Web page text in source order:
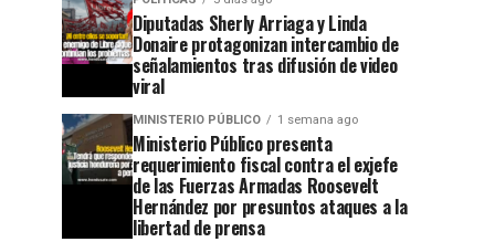
Diputadas Sherly Arriaga y Linda
Donaire protagonizan intercambio de
señalamientos tras difusión de video
viral
MINISTERIO PÚBLICO 1 semana ago
Ministerio Público presenta
requerimiento fiscal contra el exjefe
de las Fuerzas Armadas Roosevelt
Hernández por presuntos ataques a la
libertad de prensa